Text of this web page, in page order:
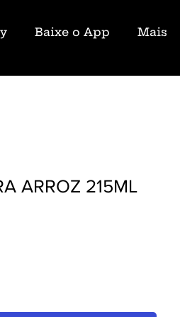
Baixe o App Mais
ARROZ 215ML